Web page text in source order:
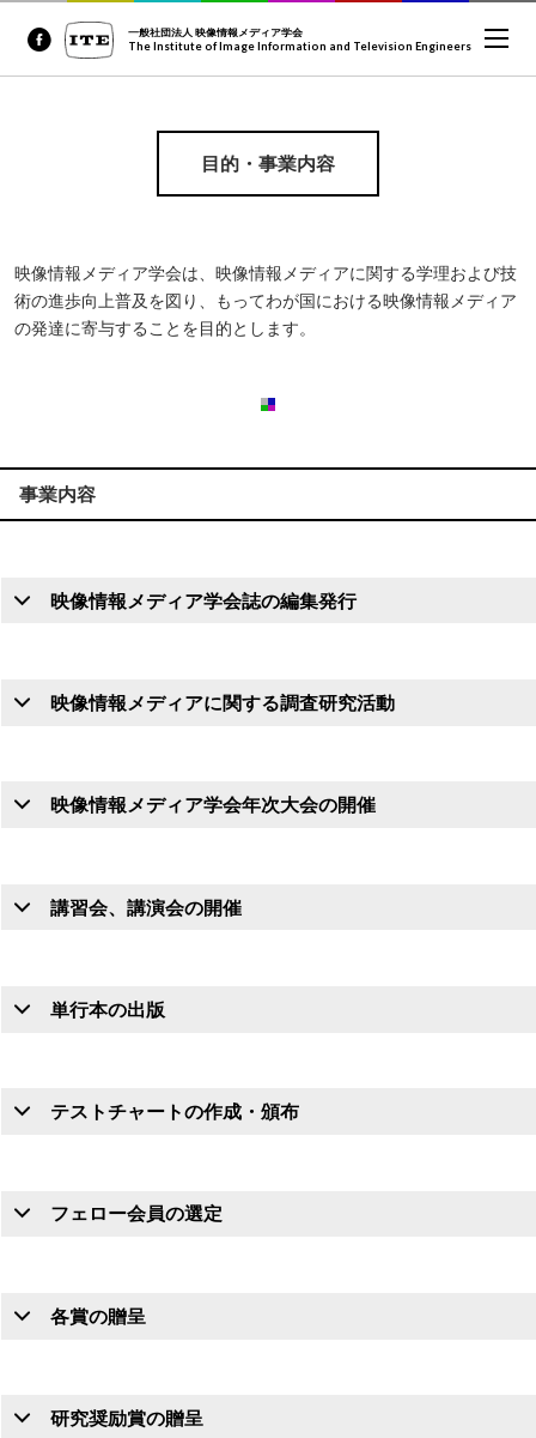
一般社団法人 映像情報メディア学会
The Institute of Image Information and Television Engineers
目的・事業内容
映像情報メディア学会は、映像情報メディアに関する学理および技
術の進歩向上普及を図り、もってわが国における映像情報メディア
の発達に寄与することを目的とします。
事業内容
映像情報メディア学会誌の編集発行
映像情報メディアに関する調査研究活動
映像情報メディア学会年次大会の開催
講習会、講演会の開催
単行本の出版
テストチャートの作成・頒布
フェロー会員の選定
各賞の贈呈
研究奨励賞の贈呈